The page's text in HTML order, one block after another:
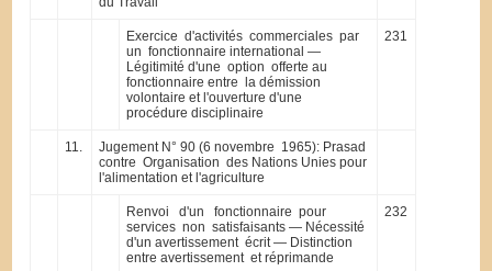
Exercice d'activités commerciales par
un fonctionnaire international —
Légitimité d'une option offerte au
fonctionnaire entre la démission
volontaire et l'ouverture d'une
procédure disciplinaire
231
11.
Jugement N° 90 (6 novembre 1965): Prasad
contre Organisation des Nations Unies pour
l'alimentation et l'agriculture
Renvoi d'un fonctionnaire pour
services non satisfaisants — Nécessité
d'un avertissement écrit — Distinction
entre avertissement et réprimande
232